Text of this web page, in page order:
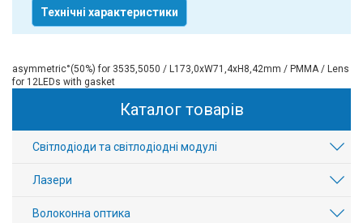
Технічні характеристики
asymmetric°(50%) for 3535,5050 / L173,0xW71,4xH8,42mm / PMMA / Lens
for 12LEDs with gasket
Каталог товарів
Світлодіоди та світлодіодні модулі
Лазери
Волоконна оптика